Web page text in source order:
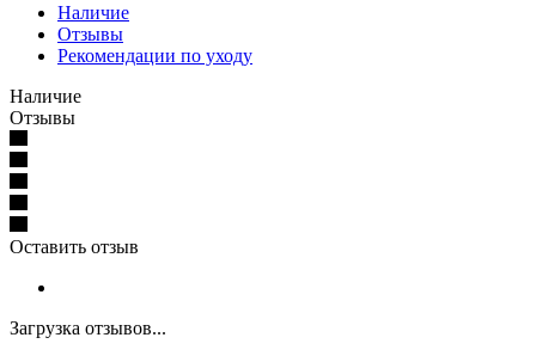
Наличие
Отзывы
Рекомендации по уходу
Наличие
Отзывы
Оставить отзыв
Загрузка отзывов...